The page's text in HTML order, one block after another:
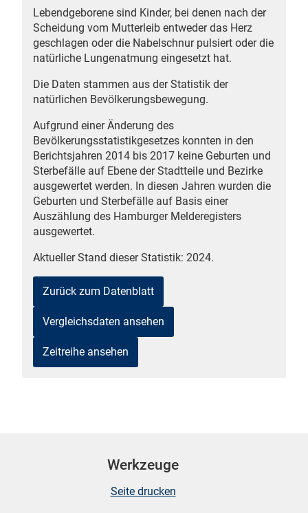
Lebendgeborene sind Kinder, bei denen nach der
Scheidung vom Mutterleib entweder das Herz
geschlagen oder die Nabelschnur pulsiert oder die
natürliche Lungenatmung eingesetzt hat.
Die Daten stammen aus der Statistik der
natürlichen Bevölkerungsbewegung.
Aufgrund einer Änderung des
Bevölkerungsstatistikgesetzes konnten in den
Berichtsjahren 2014 bis 2017 keine Geburten und
Sterbefälle auf Ebene der Stadtteile und Bezirke
ausgewertet werden. In diesen Jahren wurden die
Geburten und Sterbefälle auf Basis einer
Auszählung des Hamburger Melderegisters
ausgewertet.
Aktueller Stand dieser Statistik: 2024.
Zurück zum Datenblatt
Vergleichsdaten ansehen
Zeitreihe ansehen
Werkzeuge
Seite drucken